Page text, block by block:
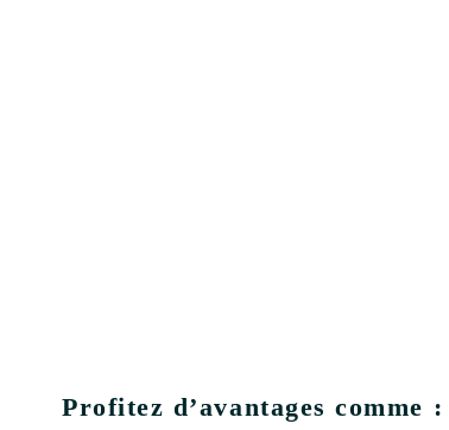
Profitez d’avantages comme :